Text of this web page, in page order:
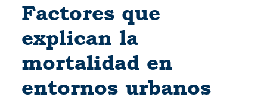
Factores que
explican la
mortalidad en
entornos urbanos